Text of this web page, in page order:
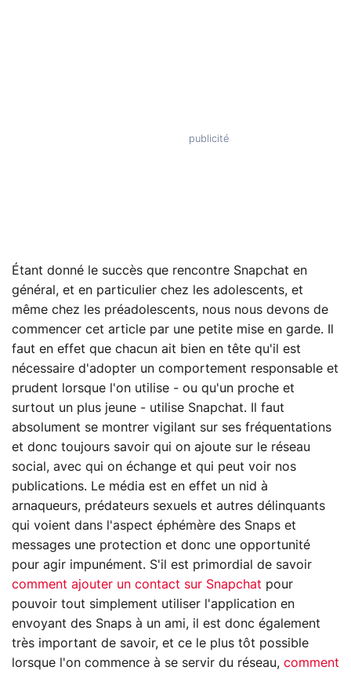
Étant donné le succès que rencontre Snapchat en
général, et en particulier chez les adolescents, et
même chez les préadolescents, nous nous devons de
commencer cet article par une petite mise en garde. Il
faut en effet que chacun ait bien en tête qu'il est
nécessaire d'adopter un comportement responsable et
prudent lorsque l'on utilise - ou qu'un proche et
surtout un plus jeune - utilise Snapchat. Il faut
absolument se montrer vigilant sur ses fréquentations
et donc toujours savoir qui on ajoute sur le réseau
social, avec qui on échange et qui peut voir nos
publications. Le média est en effet un nid à
arnaqueurs, prédateurs sexuels et autres délinquants
qui voient dans l'aspect éphémère des Snaps et
messages une protection et donc une opportunité
pour agir impunément. S'il est primordial de savoir
comment ajouter un contact sur Snapchat pour
pouvoir tout simplement utiliser l'application en
envoyant des Snaps à un ami, il est donc également
très important de savoir, et ce le plus tôt possible
lorsque l'on commence à se servir du réseau, comment